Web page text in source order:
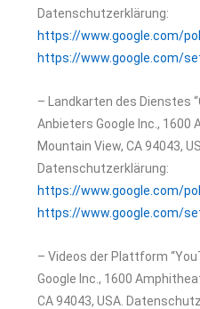
Datenschutzerklärung:
https://www.google.com/
https://www.google.com/
– Landkarten des Dienstes
Anbieters Google Inc., 1600
Mountain View, CA 94043,
Datenschutzerklärung:
https://www.google.com/
https://www.google.com/
– Videos der Plattform
Google Inc., 1600
CA 94043, USA.